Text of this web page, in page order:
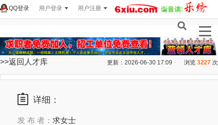
用户登录 用户注册
QQ登录
>>返回人才库 更新：2026-06-30 17:09 浏览 3227 次
详细：
发 布 者： 求女士